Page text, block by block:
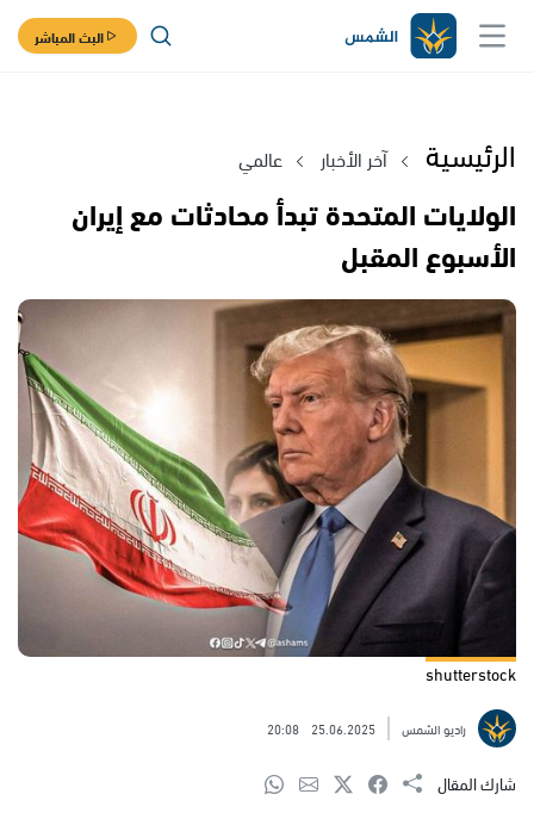
البث المباشر
الرئيسية آخر الأخبار عالمي
الولايات المتحدة تبدأ محادثات مع إيران
الأسبوع المقبل
shutterstock
راديو الشمس 25.06.2025
20:08
شارك المقال